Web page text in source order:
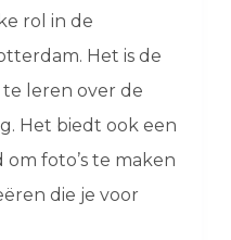
rol in de
Het is de
leren over de
Het biedt ook een
foto’s te maken
die je voor